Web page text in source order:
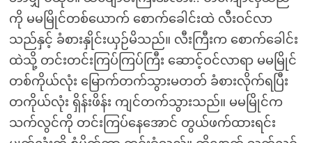
ကို မမမြိုင်တစ်ယောက် စောက်ခေါင်းထဲ လီးဝင်လာ
သည်နှင့် ခံစားနှိုင်းယှဉ်မိသည်။ လီးကြီးက စောက်ခေါင်း
ထဲသို့ တင်းတင်းကြပ်ကြပ်ကြီး ဆောင့်ဝင်လာရာ မမမြိုင်
တစ်ကိုယ်လုံး မြောက်တက်သွားမတတ် ခံစားလိုက်ရပြီး
တကိုယ်လုံး ရှိန်းဖိန်း ကျင်တက်သွားသည်။ မမမြိုင်က
သက်လွင်ကို တင်းကြပ်နေအောင် တွယ်ဖက်ထားရင်း